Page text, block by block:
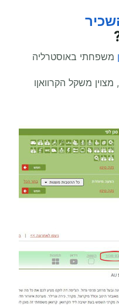
משפחתי באוסטרליה
משקל הקרוואןו